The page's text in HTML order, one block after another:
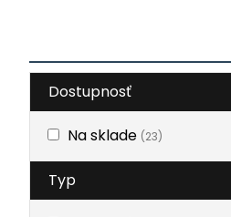
Dostupnosť
Na sklade (23)
Typ